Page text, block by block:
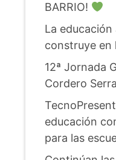
BARRIO!
La
construye en
12ª Jornada
Cordero
educación
para las